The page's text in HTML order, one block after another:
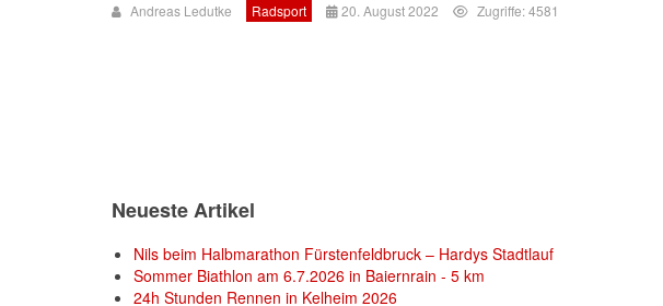
Andreas Ledutke Radsport 20. August 2022 Zugriffe: 4581
Neueste Artikel
Nils beim Halbmarathon Fürstenfeldbruck – Hardys Stadtlauf
Sommer Biathlon am 6.7.2026 in Baiernrain - 5 km
24h Stunden Rennen in Kelheim 2026